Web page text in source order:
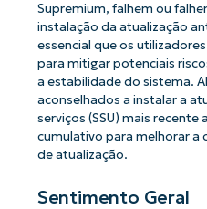
Supremium, falhem ou
instalação da atualização
essencial que os
para mitigar potenciais
a estabilidade do sistema.
aconselhados a instalar a
serviços (SSU) mais
cumulativo para melhorar a
de atualização.
Sentimento Geral